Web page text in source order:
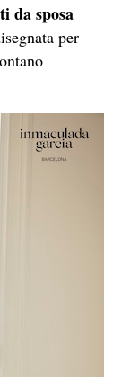
da sposa
per